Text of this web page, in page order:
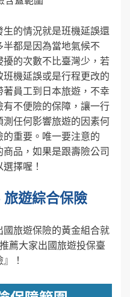
的情況就是班機延誤還
都是因為當地氣候不
的次數不比臺灣少，若
機延誤或是行程更改的
員工到日本旅遊，不幸
不便險的保障，讓一行
測任何影響旅遊的因素何
重要。唯一要注意的
品，如果是跟壽險公司
擇喔！
旅遊綜合保險
旅遊保險的黃金組合就
薦大家出國旅遊投保臺
！